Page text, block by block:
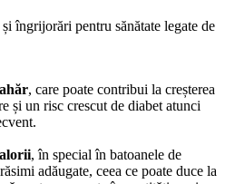
îngrijorări pentru sănătate legate de
, care poate contribui la creșterea
și un risc crescut de diabet atunci
, în special în batoanele de
adăugate, ceea ce poate duce la